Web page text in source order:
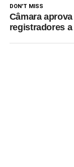
DON'T MISS
Câmara
registradores